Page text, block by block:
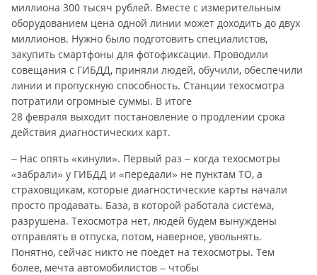
миллиона 300 тысяч рублей. Вместе с измерительным
оборудованием цена одной линии может доходить до двух
миллионов. Нужно было подготовить специалистов,
закупить смартфоны для фотофиксации. Проводили
совещания с ГИБДД, приняли людей, обучили, обеспечили
линии и пропускную способность. Станции техосмотра
потратили огромные суммы. В итоге
28 февраля выходит постановление о продлении срока
действия диагностических карт.
– Нас опять «кинули». Первый раз – когда техосмотры
«забрали» у ГИБДД и «передали» не пунктам ТО, а
страховщикам, которые диагностические карты начали
просто продавать. База, в которой работала система,
разрушена. Техосмотра нет, людей будем вынуждены
отправлять в отпуска, потом, наверное, увольнять.
Понятно, сейчас никто не поедет на техосмотры. Тем
более, мечта автомобилистов – чтобы